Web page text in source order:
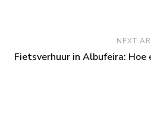
NEXT
Fietsverhuur in Albufeira: Hoe